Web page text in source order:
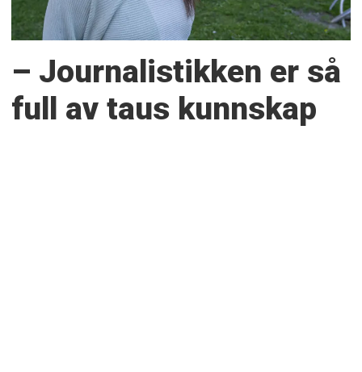
– Journalistikken er så
full av taus kunnskap